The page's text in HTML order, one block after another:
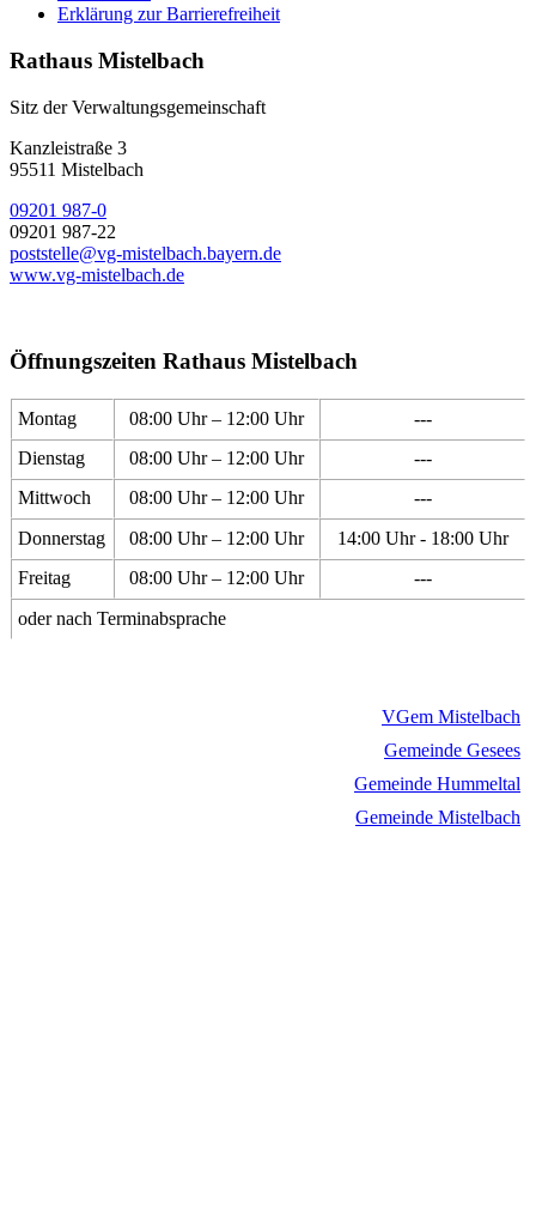
Erklärung zur Barrierefreiheit
Rathaus Mistelbach
Sitz der Verwaltungsgemeinschaft
Kanzleistraße 3
95511 Mistelbach
09201 987-0
09201 987-22
poststelle@vg-mistelbach.bayern.de
www.vg-mistelbach.de
Öffnungszeiten Rathaus Mistelbach
Montag 08:00 Uhr – 12:00 Uhr
---
Dienstag
08:00 Uhr – 12:00 Uhr
---
Mittwoch
08:00 Uhr – 12:00 Uhr
---
Donnerstag
08:00 Uhr – 12:00 Uhr
14:00 Uhr - 18:00 Uhr
Freitag
08:00 Uhr – 12:00 Uhr
---
oder nach Terminabsprache
VGem Mistelbach
Gemeinde Gesees
Gemeinde Hummeltal
Gemeinde Mistelbach